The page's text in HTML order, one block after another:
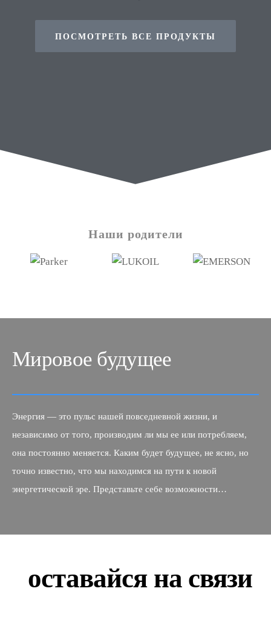
ПОСМОТРЕТЬ ВСЕ ПРОДУКТЫ
Наши родители
Мировое будущее
Энергия — это пульс нашей повседневной жизни, и
независимо от того, производим ли мы ее или потребляем,
она постоянно меняется. Каким будет будущее, не ясно, но
точно известно, что мы находимся на пути к новой
энергетической эре. Представьте себе возможности…
оставайся на связи